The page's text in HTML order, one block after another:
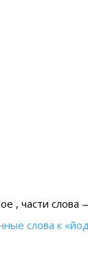
, части
слова к